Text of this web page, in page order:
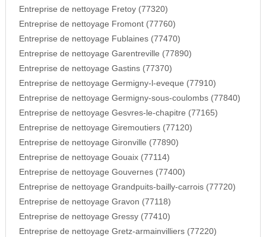
Entreprise de nettoyage Fretoy (77320)
Entreprise de nettoyage Fromont (77760)
Entreprise de nettoyage Fublaines (77470)
Entreprise de nettoyage Garentreville (77890)
Entreprise de nettoyage Gastins (77370)
Entreprise de nettoyage Germigny-l-eveque (77910)
Entreprise de nettoyage Germigny-sous-coulombs (77840)
Entreprise de nettoyage Gesvres-le-chapitre (77165)
Entreprise de nettoyage Giremoutiers (77120)
Entreprise de nettoyage Gironville (77890)
Entreprise de nettoyage Gouaix (77114)
Entreprise de nettoyage Gouvernes (77400)
Entreprise de nettoyage Grandpuits-bailly-carrois (77720)
Entreprise de nettoyage Gravon (77118)
Entreprise de nettoyage Gressy (77410)
Entreprise de nettoyage Gretz-armainvilliers (77220)